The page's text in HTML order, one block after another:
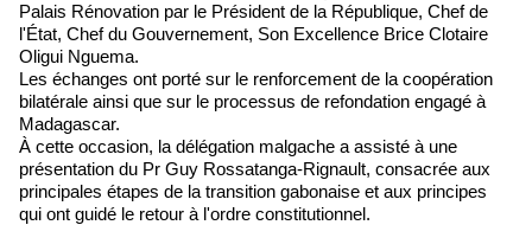
Palais Rénovation par le Président de la République, Chef de
l'État, Chef du Gouvernement, Son Excellence Brice Clotaire
Oligui Nguema.
Les échanges ont porté sur le renforcement de la coopération
bilatérale ainsi que sur le processus de refondation engagé à
Madagascar.
À cette occasion, la délégation malgache a assisté à une
présentation du Pr Guy Rossatanga-Rignault, consacrée aux
principales étapes de la transition gabonaise et aux principes
qui ont guidé le retour à l'ordre constitutionnel.